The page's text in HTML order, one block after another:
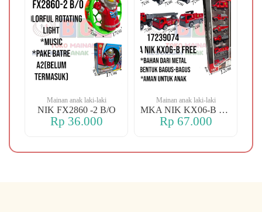
Mainan anak laki-laki
NIK FX2860 -2 B/O
Rp 36.000
Mainan anak laki-laki
MKA NIK KX06-B FREE
Rp 67.000